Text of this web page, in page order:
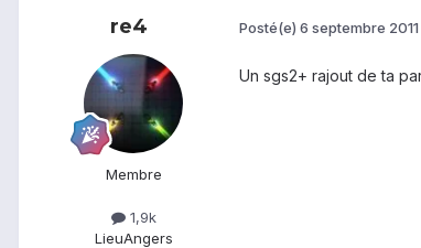
re4
Membre
1,9k
LieuAngers
Posté(e) 6 septembre 2011
Un sgs2+ rajout de ta